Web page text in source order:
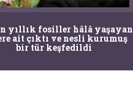
yıllık fosiller hâlâ yaşayan
ait çıktı ve nesli kurumuş
bir tür keşfedildi